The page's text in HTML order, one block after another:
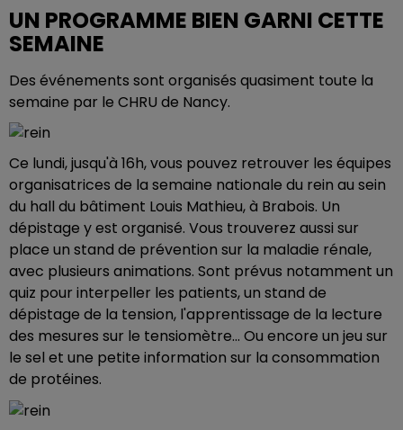
UN PROGRAMME BIEN GARNI CETTE
SEMAINE
Des événements sont organisés quasiment toute la
semaine par le CHRU de Nancy.
Ce lundi, jusqu'à 16h, vous pouvez retrouver les équipes
organisatrices de la semaine nationale du rein au sein
du hall du bâtiment Louis Mathieu, à Brabois. Un
dépistage y est organisé. Vous trouverez aussi sur
place un stand de prévention sur la maladie rénale,
avec plusieurs animations. Sont prévus notamment un
quiz pour interpeller les patients, un stand de
dépistage de la tension, l'apprentissage de la lecture
des mesures sur le tensiomètre... Ou encore un jeu sur
le sel et une petite information sur la consommation
de protéines.